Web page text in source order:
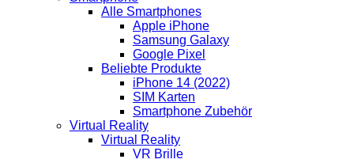
Alle Smartphones
Apple iPhone
Samsung Galaxy
Google Pixel
Beliebte Produkte
iPhone 14 (2022)
SIM Karten
Smartphone Zubehör
Virtual Reality
Virtual Reality
VR Brille